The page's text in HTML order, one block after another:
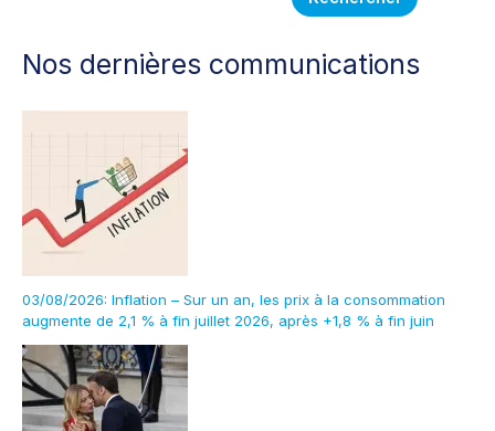
Nos dernières communications
03/08/2026: Inflation – Sur un an, les prix à la consommation
augmente de 2,1 % à fin juillet 2026, après +1,8 % à fin juin